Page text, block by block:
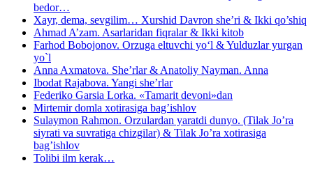
bedor…
Xayr, dema, sevgilim… Xurshid Davron she’ri & Ikki qo’shiq
Ahmad A’zam. Asarlaridan fiqralar & Ikki kitob
Farhod Bobojonov. Orzuga eltuvchi yo‘l & Yulduzlar yurgan
yo`l
Anna Axmatova. She’rlar & Anatoliy Nayman. Anna
Ibodat Rajabova. Yangi she’rlar
Federiko Garsia Lorka. «Tamarit devoni»dan
Mirtemir domla xotirasiga bag’ishlov
Sulaymon Rahmon. Orzulardan yaratdi dunyo. (Tilak Jo’ra
siyrati va suvratiga chizgilar) & Tilak Jo’ra xotirasiga
bag’ishlov
Tolibi ilm kerak…